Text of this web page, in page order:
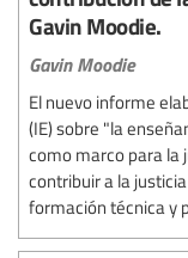
Gavin Moodie.
Gavin Moodie
El nuevo informe
(IE) sobre "la
como marco para la
contribuir a la
formación técnica y